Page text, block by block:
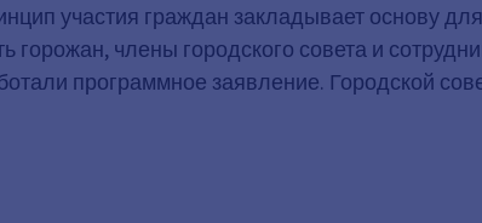
участия граждан закладывает основу
горожан, члены городского совета и
программное заявление. Городской